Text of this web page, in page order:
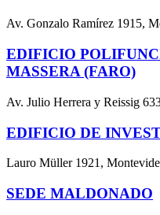
Av. Gonzalo Ramírez 1915,
EDIFICIO
MASSERA (FARO)
Av. Julio Herrera y Reissig
EDIFICIO DE
Lauro Müller 1921,
SEDE MALDONADO